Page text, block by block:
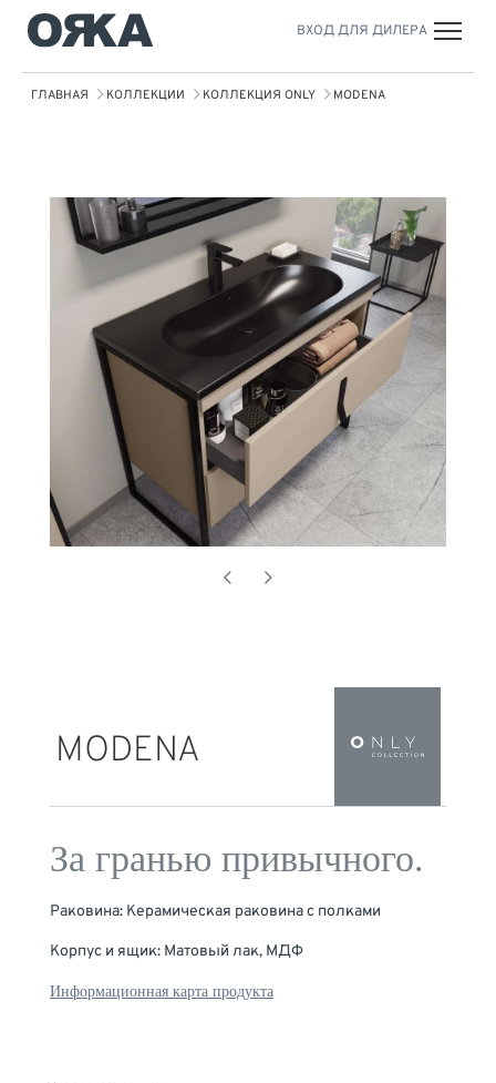
ВХОД ДЛЯ ДИЛЕРА
ГЛАВНАЯ КОЛЛЕКЦИИ КОЛЛЕКЦИЯ ONLY MODENA
MODENA
За гранью привычного.
Раковина: Керамическая раковина с полками
Корпус и ящик: Матовый лак, МДФ
Информационная карта продукта